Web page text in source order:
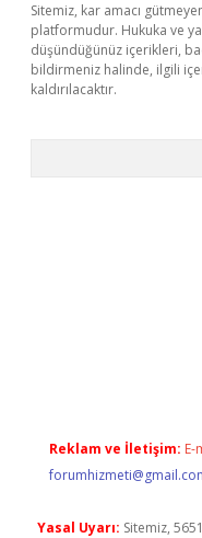
Sitemiz, kar amacı
platformudur. Hukuka ve
düşündüğünüz içerikleri,
bildirmeniz halinde, ilgili
kaldırılacaktır.
Reklam ve İletişim: E-
Yasal Uyarı: Sitemiz,